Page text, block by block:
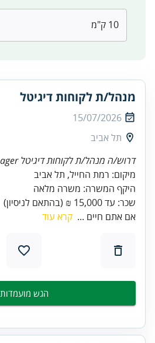
מנהל/ת לקוחות דיגיטל
15/07/2026
תל אביב
דרוש/ה מנהל/ת לקוחות דיגיטל digital account manager
שכר: עד 15,000 ₪ (בהתאם לניסיון)
אם אתם חיים ... קרא עוד
הגש מועמדות